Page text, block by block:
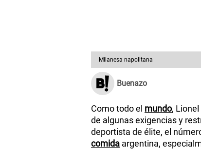
Milanesa napolitana
Buenazo
Como todo el mundo,
de algunas exigencias y
deportista de élite, el
comida argentina,